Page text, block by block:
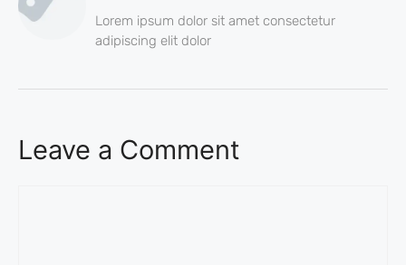
Lorem ipsum dolor sit amet consectetur
adipiscing elit dolor
Leave a Comment